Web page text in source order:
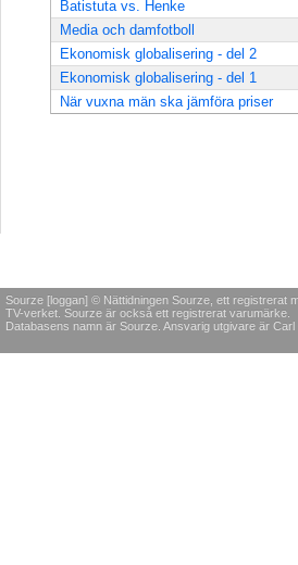
Batistuta vs. Henke
Media och damfotboll
Ekonomisk globalisering - del 2
Ekonomisk globalisering - del 1
När vuxna män ska jämföra priser
Sourze [loggan] © Nättidningen Sourze, ett registrerat
TV-verket. Sourze är också ett registrerat varumärke.
Databasens namn är Sourze. Ansvarig utgivare är Carl